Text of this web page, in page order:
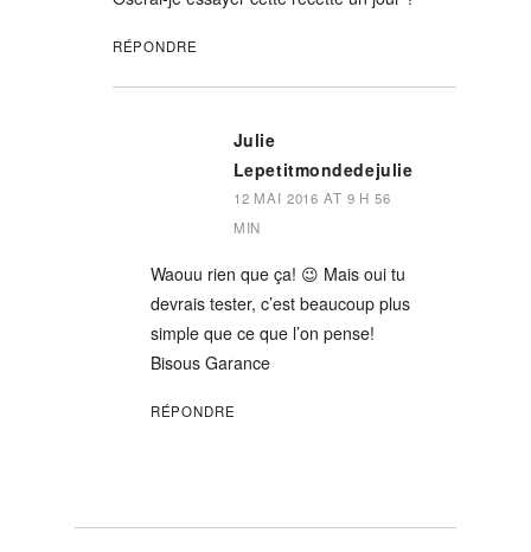
RÉPONDRE
Julie
Lepetitmondedejulie
12 MAI 2016 AT 9 H 56
MIN
Waouu rien que ça! 😉 Mais oui tu
devrais tester, c’est beaucoup plus
simple que ce que l’on pense!
Bisous Garance
RÉPONDRE